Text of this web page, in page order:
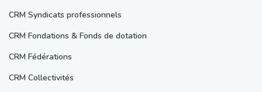
CRM Syndicats professionnels
CRM Fondations & Fonds de dotation
CRM Fédérations
CRM Collectivités